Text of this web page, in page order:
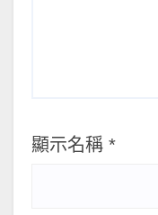
顯示名稱 *